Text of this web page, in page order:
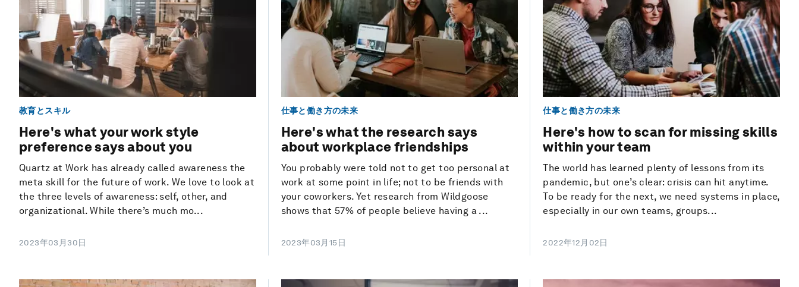
教育とスキル
Here's what your work style
preference says about you
Quartz at Work has already called awareness the
meta skill for the future of work. We love to look at
the three levels of awareness: self, other, and
organizational. While there’s much mo...
2023年03月30日
仕事と働き方の未来
Here's what the research says
about workplace friendships
You probably were told not to get too personal at
work at some point in life; not to be friends with
your coworkers. Yet research from Wildgoose
shows that 57% of people believe having a ...
2023年03月15日
仕事と働き方の未来
Here's how to scan for missing skills
within your team
The world has learned plenty of lessons from its
pandemic, but one’s clear: crisis can hit anytime.
To be ready for the next, we need systems in place,
especially in our own teams, groups...
2022年12月02日